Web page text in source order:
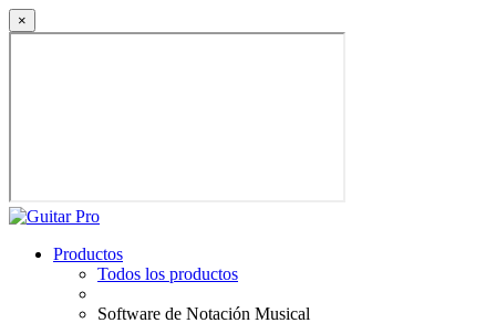
×
Productos
Todos los productos
Software de Notación Musical